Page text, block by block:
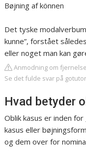
Bøjning af können
Det tyske
kunne”, forstået
eller noget man kan
Anmodning om fjernelse
Se det fulde svar på
Hvad betyder
Oblik kasus er inden
kasus eller
og dem over for